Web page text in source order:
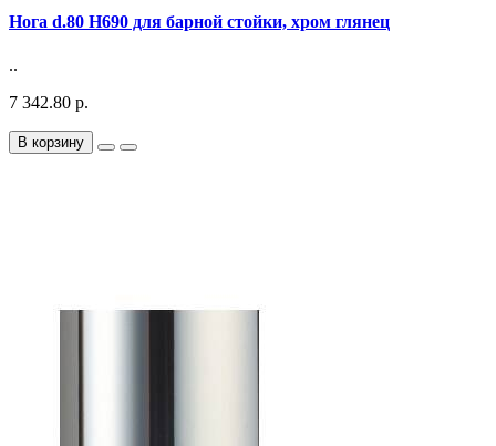
Нога d.80 Н690 для барной стойки, хром глянец
..
7 342.80 р.
В корзину